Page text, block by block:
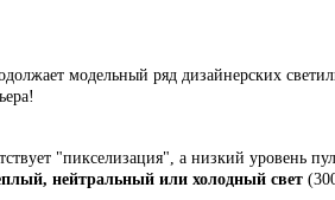
модельный ряд дизайнерских
"пикселизация", а низкий уровень
нейтральный или холодный свет